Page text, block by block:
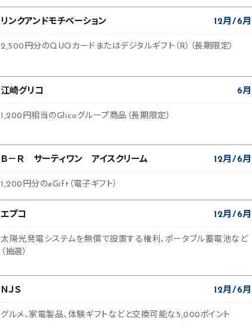
リンクアンドモチベーション 12月 6月
2,500円分のQUOカードまたはデジタルギフト（R）（長期限定）
江崎グリコ 6月
1,200円相当のGlicoグループ商品（長期限定）
Ｂ－Ｒ サーティワン アイスクリーム 12月 6月
1,200円分のeGift（電子ギフト）
エプコ 12月 6月
太陽光発電システムを無償で設置する権利、ポータブル蓄電池など
（抽選）
ＮＪＳ 12月 6月
グルメ、家電製品、体験ギフトなどと交換可能な5,000ポイント